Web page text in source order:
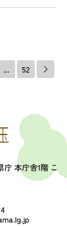
... 52
本庁舎1階 こ